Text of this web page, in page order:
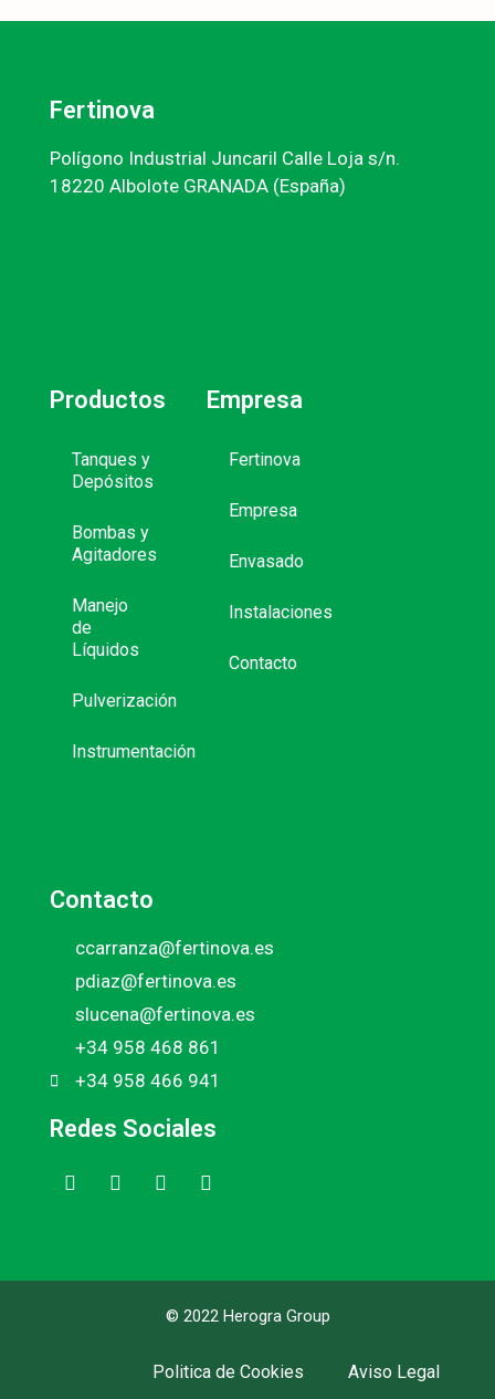
Fertinova
Polígono Industrial Juncaril Calle Loja s/n.
18220 Albolote GRANADA (España)
Productos
Tanques y
Depósitos
Bombas y
Agitadores
Manejo
de
Líquidos
Pulverización
Instrumentación
Empresa
Fertinova
Empresa
Envasado
Instalaciones
Contacto
Contacto
ccarranza@fertinova.es
pdiaz@fertinova.es
slucena@fertinova.es
+34 958 468 861
+34 958 466 941
Redes Sociales
© 2022 Herogra Group
Politica de Cookies Aviso Legal